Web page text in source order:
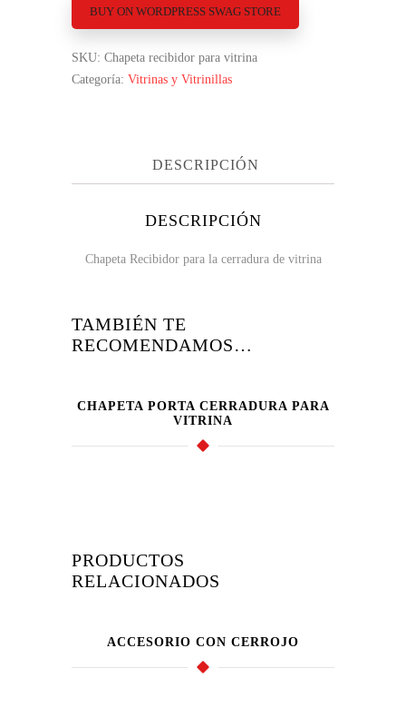
BUY ON WORDPRESS SWAG STORE
SKU: Chapeta recibidor para vitrina
Categoría: Vitrinas y Vitrinillas
DESCRIPCIÓN
DESCRIPCIÓN
Chapeta Recibidor para la cerradura de vitrina
TAMBIÉN TE
RECOMENDAMOS…
CHAPETA PORTA CERRADURA PARA
VITRINA
PRODUCTOS
RELACIONADOS
ACCESORIO CON CERROJO